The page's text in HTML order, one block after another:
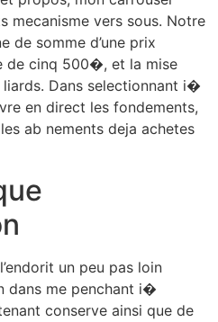
mecanisme vers sous. Notre
de somme d’une prix
de cinq 500�, et la mise
Dans selectionnant i�
en direct les fondements,
ab nements deja achetes
un peu pas loin
dans me penchant i�
conserve ainsi que de